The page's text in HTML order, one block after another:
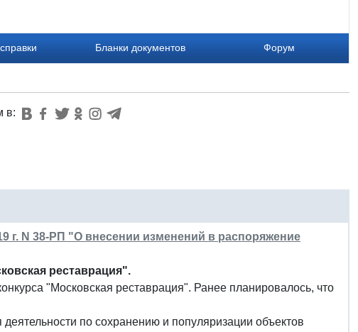
Бланки документов Форум
в:
г. N 38-РП "О внесении изменений в распоряжение
реставрация".
"Московская реставрация". Ранее планировалось, что
по сохранению и популяризации объектов